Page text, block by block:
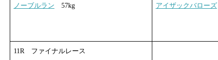
ノーブルラン 57kg
アイザックバローズ
11R ファイナルレース